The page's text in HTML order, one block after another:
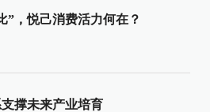
”，悦己消费活力何在？
撑未来产业培育